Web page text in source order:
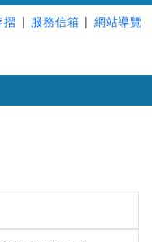
摺 | 服務信箱 | 網站導覽